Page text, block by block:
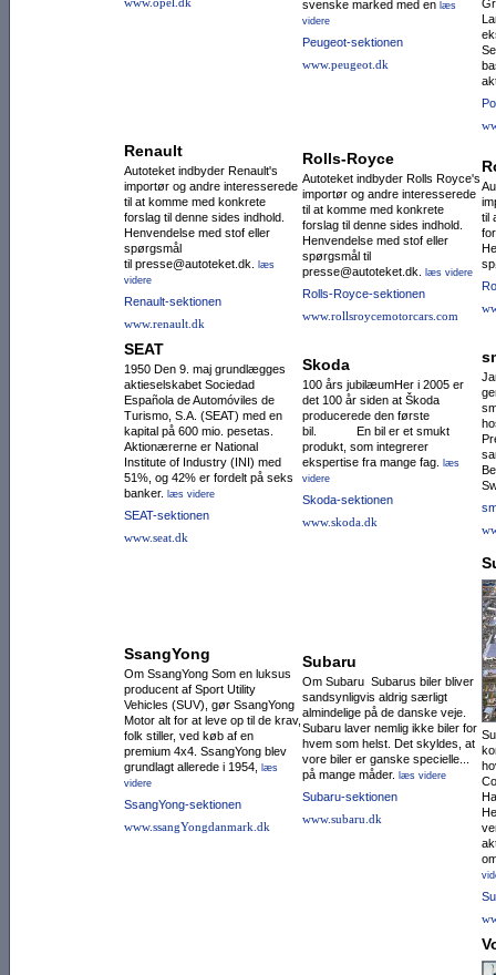
svenske marked med en læs
videre
Peugeot-sektionen
www.peugeot.dk
Renault
Autoteket indbyder Renault's
importør og andre interesserede
til at komme med konkrete
forslag til denne sides indhold.
Henvendelse med stof eller
spørgsmål
til presse@autoteket.dk.
læs
videre
Renault-sektionen
www.renault.dk
Rolls-Royce
Autoteket indbyder Rolls Royce's
importør og andre interesserede
til at komme med konkrete
forslag til denne sides indhold.
Henvendelse med stof eller
spørgsmål til
presse@autoteket.dk.
læs videre
Rolls-Royce-sektionen
www.rollsroycemotorcars.com
til
SEAT
1950 Den 9. maj grundlægges
aktieselskabet Sociedad
Española de Auto­mó­viles de
Turismo, S.A. (SEAT) med en
kapital på 600 mio. pesetas.
Aktio­nærerne er National
Institute of Industry (INI) med
51%, og 42% er fordelt på seks
banker.
læs videre
SEAT-sektionen
www.seat.dk
Skoda
100 års jubilæumHer i 2005 er
det 100 år siden at Škoda
producerede den første
bil. En bil er et smukt
produkt, som integrerer
ekspertise fra mange fag.
læs
videre
Skoda-sektionen
www.skoda.dk
SsangYong
Om SsangYong Som en luksus
producent af Sport Utility
Vehicles (SUV), gør SsangYong
Motor alt for at leve op til de krav,
folk stiller, ved køb af en
premium 4x4. SsangYong blev
grundlagt allerede i 1954,
læs
videre
SsangYong-sektionen
www.ssangYongdanmark.dk
Subaru
Om Subaru Subarus biler bliver
sandsynligvis aldrig særligt
almindelige på de danske veje.
Subaru laver nemlig ikke biler for
hvem som helst. Det skyldes, at
vore biler er ganske specielle...
på mange måder.
læs videre
Subaru-sektionen
www.subaru.dk